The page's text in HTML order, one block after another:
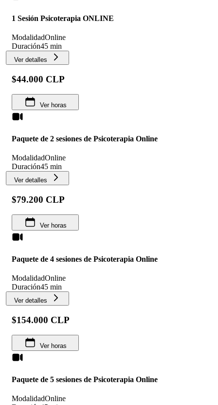
1 Sesión Psicoterapia ONLINE
ModalidadOnline
Duración45 min
Ver detalles
$44.000 CLP
Ver horas
Paquete de 2 sesiones de Psicoterapia Online
ModalidadOnline
Duración45 min
Ver detalles
$79.200 CLP
Ver horas
Paquete de 4 sesiones de Psicoterapia Online
ModalidadOnline
Duración45 min
Ver detalles
$154.000 CLP
Ver horas
Paquete de 5 sesiones de Psicoterapia Online
ModalidadOnline